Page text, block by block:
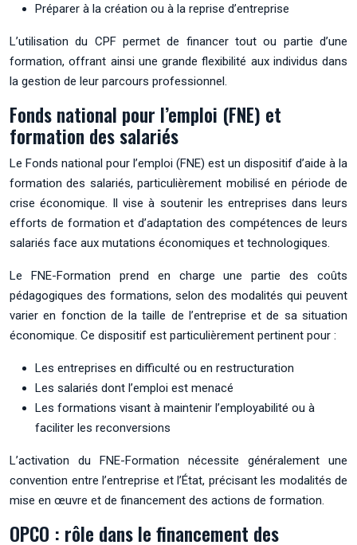
Préparer à la création ou à la reprise d’entreprise
L’utilisation du CPF permet de financer tout ou partie d’une
formation, offrant ainsi une grande flexibilité aux individus dans
la gestion de leur parcours professionnel.
Fonds national pour l’emploi (FNE) et
formation des salariés
Le Fonds national pour l’emploi (FNE) est un dispositif d’aide à la
formation des salariés, particulièrement mobilisé en période de
crise économique. Il vise à soutenir les entreprises dans leurs
efforts de formation et d’adaptation des compétences de leurs
salariés face aux mutations économiques et technologiques.
Le FNE-Formation prend en charge une partie des coûts
pédagogiques des formations, selon des modalités qui peuvent
varier en fonction de la taille de l’entreprise et de sa situation
économique. Ce dispositif est particulièrement pertinent pour :
Les entreprises en difficulté ou en restructuration
Les salariés dont l’emploi est menacé
Les formations visant à maintenir l’employabilité ou à
faciliter les reconversions
L’activation du FNE-Formation nécessite généralement une
convention entre l’entreprise et l’État, précisant les modalités de
mise en œuvre et de financement des actions de formation.
OPCO : rôle dans le financement des